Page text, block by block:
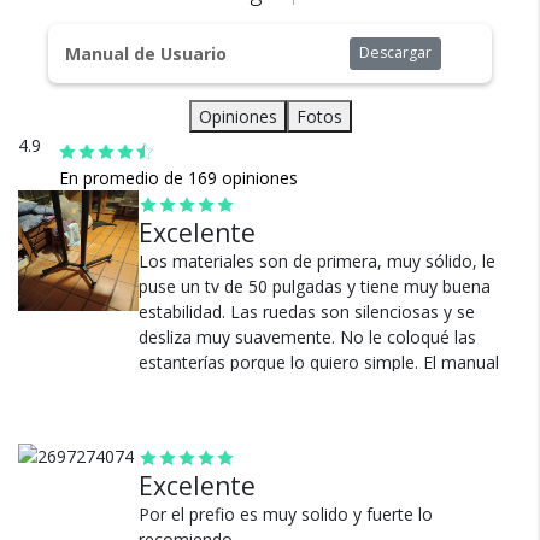
Estante central multifunción:
Bandeja para colocar notebook, decodificador, consola o
proyector. Optimiza el uso del espacio sin sumar muebles.
Estructura estable:
Diseño robusto que soporta hasta 50 kg, pensado para
durar y brindar confianza.
Manual de Usuario Descargar
Opiniones
Fotos
4.9
En promedio de 169 opiniones
Excelente
Los materiales son de primera, muy sólido, le
puse un tv de 50 pulgadas y tiene muy buena
estabilidad. Las ruedas son silenciosas y se
desliza muy suavemente. No le coloqué las
estanterías porque lo quiero simple. El manual
Ver más
Excelente
Por el prefio es muy solido y fuerte lo
Todos nuestros envíos
Cambios y Devoluciones
Te damos 30 días de prueba.
Si no es lo que esperabas, te devolvemos tu
dinero.